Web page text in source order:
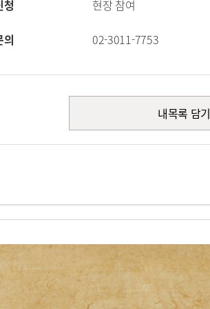
청 현장 참여
의 02-3011-7753
내목록 담기